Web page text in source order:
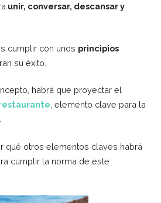
unir, conversar, descansar y
cumplir con unos principios
su éxito.
habrá que proyectar el
, elemento clave para la
qué otros elementos claves habrá
cumplir la norma de este